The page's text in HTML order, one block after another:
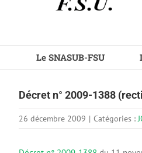
Le SNASUB-FSU
Décret n° 2009-1388
26 décembre 2009 | Catégories :